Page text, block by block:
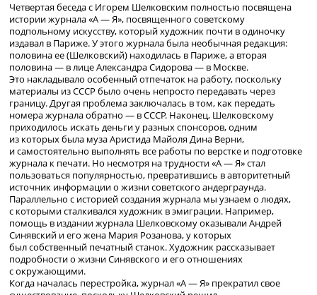
Четвертая беседа с Игорем Шелковским полностью посвящена
истории журнала «А — Я», посвященного советскому
подпольному искусству, который художник почти в одиночку
издавал в Париже. У этого журнала была необычная редакция:
половина ее (Шелковский) находилась в Париже, а вторая
половина — в лице Александра Сидорова — в Москве.
Это накладывало особенный отпечаток на работу, поскольку
материалы из СССР было очень непросто передавать через
границу. Другая проблема заключалась в том, как передать
номера журнала обратно — в СССР. Наконец, Шелковскому
приходилось искать деньги у разных спонсоров, одним
из которых была муза Аристида Майоля Дина Верни,
и самостоятельно выполнять все работы по верстке и подготовке
журнала к печати. Но несмотря на трудности «А — Я» стал
пользоваться популярностью, превратившись в авторитетный
источник информации о жизни советского андерграунда.
Параллельно с историей создания журнала мы узнаем о людях,
с которыми сталкивался художник в эмиграции. Например,
помощь в издании журнала Шелковскому оказывали Андрей
Синявский и его жена Мария Розанова, у которых
был собственный печатный станок. Художник рассказывает
подробности о жизни Синявского и его отношениях
с окружающими.
Когда началась перестройка, журнал «А — Я» прекратил свое